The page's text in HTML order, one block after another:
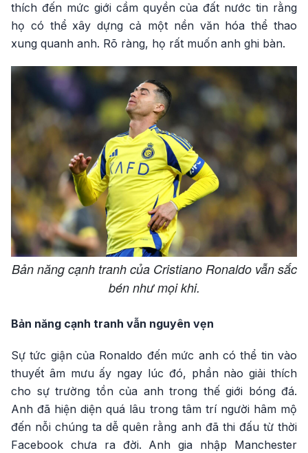
thích đến mức giới cầm quyền của đất nước tin rằng
họ có thể xây dựng cả một nền văn hóa thể thao
xung quanh anh. Rõ ràng, họ rất muốn anh ghi bàn.
Bản năng cạnh tranh của Cristiano Ronaldo vẫn sắc
bén như mọi khi.
Bản năng cạnh tranh vẫn nguyên vẹn
Sự tức giận của Ronaldo đến mức anh có thể tin vào
thuyết âm mưu ấy ngay lúc đó, phần nào giải thích
cho sự trường tồn của anh trong thế giới bóng đá.
Anh đã hiện diện quá lâu trong tâm trí người hâm mộ
đến nỗi chúng ta dễ quên rằng anh đã thi đấu từ thời
Facebook chưa ra đời. Anh gia nhập Manchester